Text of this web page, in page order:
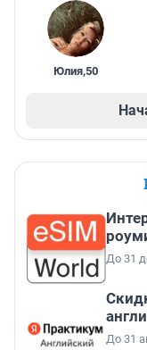
Юлия,50
До 31
До 31